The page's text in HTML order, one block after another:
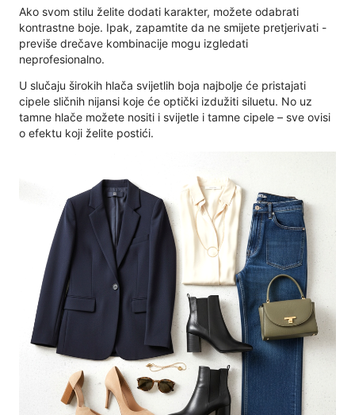
Ako svom stilu želite dodati karakter, možete odabrati
kontrastne boje. Ipak, zapamtite da ne smijete pretjerivati ​​-
previše drečave kombinacije mogu izgledati
neprofesionalno.
U slučaju širokih hlača svijetlih boja najbolje će pristajati
cipele sličnih nijansi koje će optički izdužiti siluetu. No uz
tamne hlače možete nositi i svijetle i tamne cipele – sve ovisi
o efektu koji želite postići.